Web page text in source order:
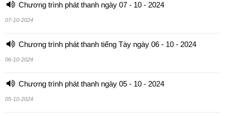
Chương trình phát thanh ngày 07 - 10 - 2024
07-10-2024
Chương trình phát thanh tiếng Tày ngày 06 - 10 - 2024
06-10-2024
Chương trình phát thanh ngày 05 - 10 - 2024
05-10-2024